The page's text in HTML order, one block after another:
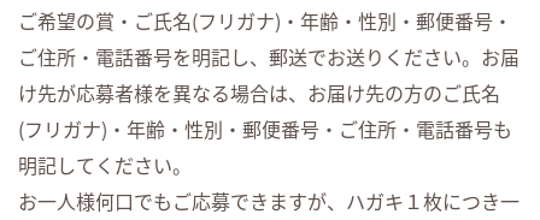
ご希望の賞・ご氏名(フリガナ)・年齢・性別・郵便番号・
ご住所・電話番号を明記し、郵送でお送りください。お届
け先が応募者様を異なる場合は、お届け先の方のご氏名
(フリガナ)・年齢・性別・郵便番号・ご住所・電話番号も
明記してください。
お一人様何口でもご応募できますが、ハガキ１枚につき一